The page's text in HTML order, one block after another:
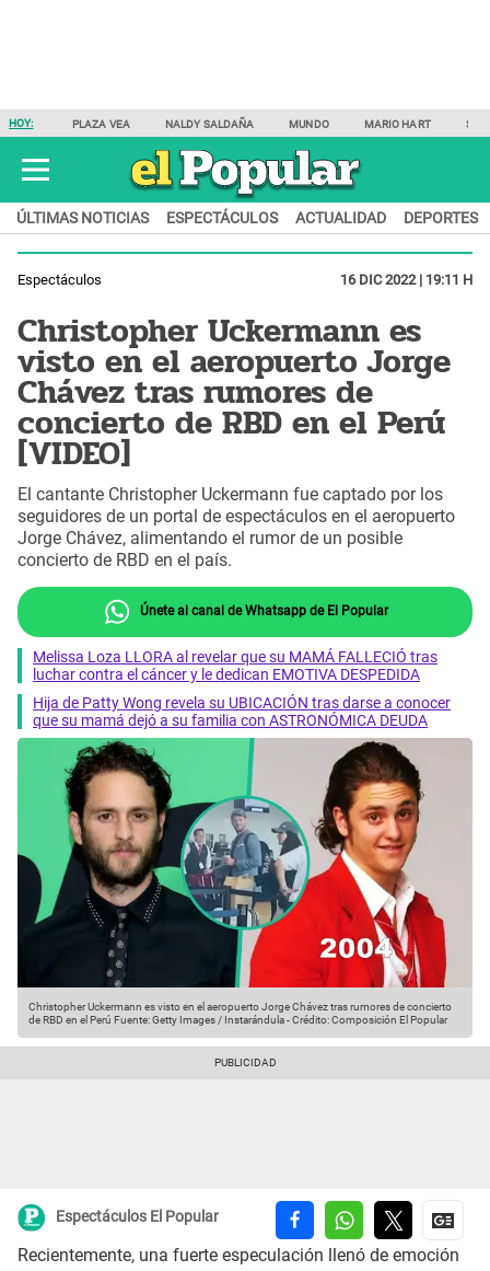
HOY: PLAZA VEA NALDY SALDAÑA MUNDO MARIO HART
ÚLTIMAS NOTICIAS ESPECTÁCULOS ACTUALIDAD DEPORTES
Espectáculos 16 DIC 2022 | 19:11 H
Christopher Uckermann es
visto en el aeropuerto Jorge
Chávez tras rumores de
concierto de RBD en el Perú
[VIDEO]
El cantante Christopher Uckermann fue captado por los
seguidores de un portal de espectáculos en el aeropuerto
Jorge Chávez, alimentando el rumor de un posible
concierto de RBD en el país.
Únete al canal de Whatsapp de El Popular
Melissa Loza LLORA al revelar que su MAMÁ FALLECIÓ tras
luchar contra el cáncer y le dedican EMOTIVA DESPEDIDA
Hija de Patty Wong revela su UBICACIÓN tras darse a conocer
que su mamá dejó a su familia con ASTRONÓMICA DEUDA
Christopher Uckermann es visto en el aeropuerto Jorge Chávez tras rumores de concierto
de RBD en el Perú Fuente: Getty Images / Instarándula-Crédito: Composición El Popular
Espectáculos El Popular
Recientemente, una fuerte especulación llenó de emoción